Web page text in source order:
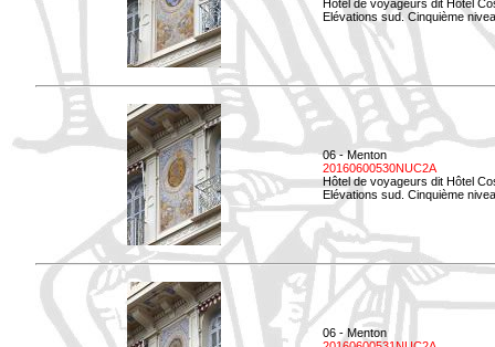
Hôtel de voyageurs dit Hôtel
Elévations sud. Cinquième
06 - Menton
20160600530NUC2A
Hôtel de voyageurs dit Hôtel
Elévations sud. Cinquième
06 - Menton